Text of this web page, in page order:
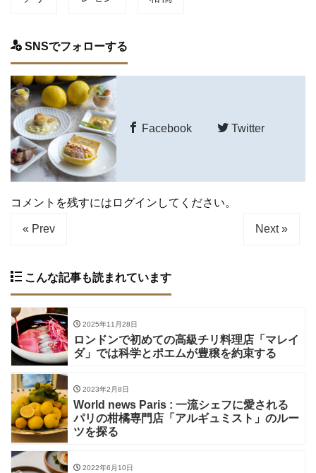
SNSでフォローする
Facebook Twitter
コメントを残すにはログインしてください。
« Prev Next »
こんな記事も読まれています
2025年11月28日
ロンドンで初めての高級チリ料理店「マレイ
ダ」では科学とポエムが豊穣を約束する
2023年2月8日
World news Paris : 一流シェフに愛される
パリの柑橘専門店「アルギュミスト」のルー
ツを探る
2022年6月10日